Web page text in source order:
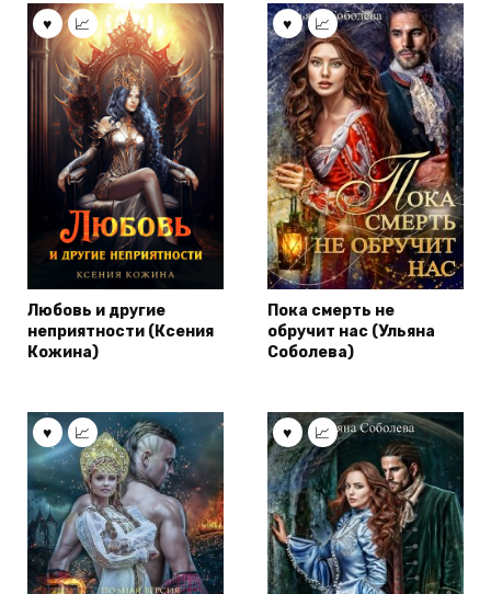
Любовь и другие
неприятности (Ксения
Кожина)
Пока смерть не
обручит нас (Ульяна
Соболева)